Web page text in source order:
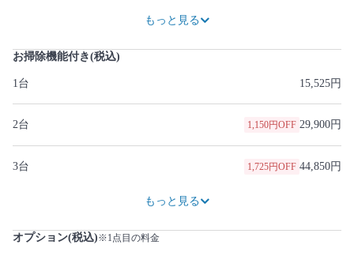
もっと見る
お掃除機能付き(税込)
1台 15,525円
2台 1,150円OFF 29,900円
3台 1,725円OFF 44,850円
もっと見る
オプション(税込)※1点目の料金